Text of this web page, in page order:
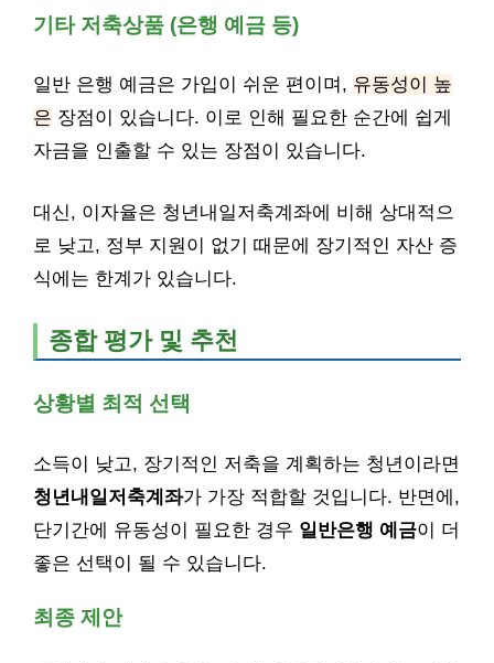
기타 저축상품 (은행 예금 등)
일반 은행 예금은 가입이 쉬운 편이며, 유동성이 높
은 장점이 있습니다. 이로 인해 필요한 순간에 쉽게
자금을 인출할 수 있는 장점이 있습니다.
대신, 이자율은 청년내일저축계좌에 비해 상대적으
로 낮고, 정부 지원이 없기 때문에 장기적인 자산 증
식에는 한계가 있습니다.
종합 평가 및 추천
상황별 최적 선택
소득이 낮고, 장기적인 저축을 계획하는 청년이라면
청년내일저축계좌가 가장 적합할 것입니다. 반면에,
단기간에 유동성이 필요한 경우 일반은행 예금이 더
좋은 선택이 될 수 있습니다.
최종 제안